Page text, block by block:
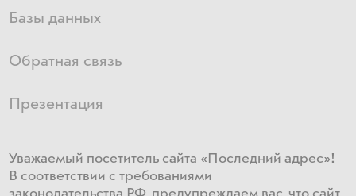
Базы данных
Обратная связь
Презентация
Уважаемый посетитель сайта «Последний адрес»!
В соответствии с требованиями